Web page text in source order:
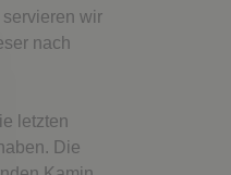
wir
nach
letzten
Die